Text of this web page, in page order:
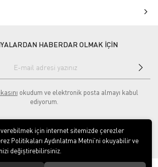
HABERDAR OLMAK İÇİN
okudum ve elektronik posta almayı kabul
ediyorum.
verebilmek için internet sitemizde çerezler
Politikaları Aydınlatma Metni’ni okuyabilir ve
değiştirebilirsiniz.